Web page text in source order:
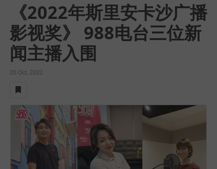
《2022年斯里安卡沙广播
影视奖》 988电台三位新
闻主播入围
20 Oct, 2022